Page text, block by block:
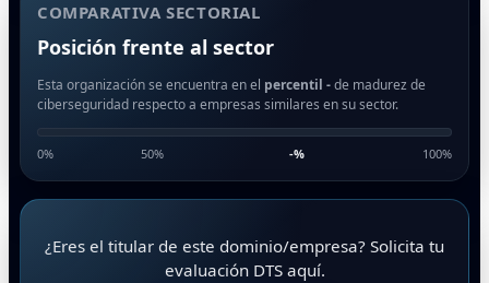
COMPARATIVA SECTORIAL
Posición frente al sector
Esta organización se encuentra en el percentil -de madurez de
ciberseguridad respecto a empresas similares en su sector.
0% 50% -% 100%
¿Eres el titular de este dominio/empresa? Solicita tu
evaluación DTS aquí.